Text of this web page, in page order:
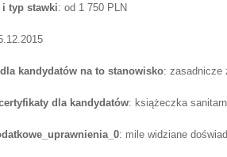
typ stawki: od 1 750 PLN
kandydatów na to stanowisko: zasadnicze
dla kandydatów: książeczka
: mile widziane